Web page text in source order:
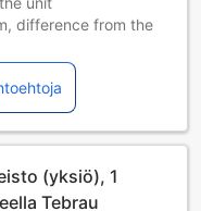
difference from the
misunderstanding.
as your own. And
your own home.
(yksiö), 1
Tebrau